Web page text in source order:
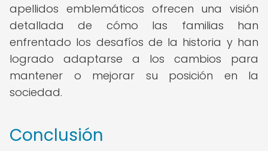
apellidos emblemáticos ofrecen una visión
detallada de cómo las familias han
enfrentado los desafíos de la historia y han
logrado adaptarse a los cambios para
mantener o mejorar su posición en la
sociedad.
Conclusión